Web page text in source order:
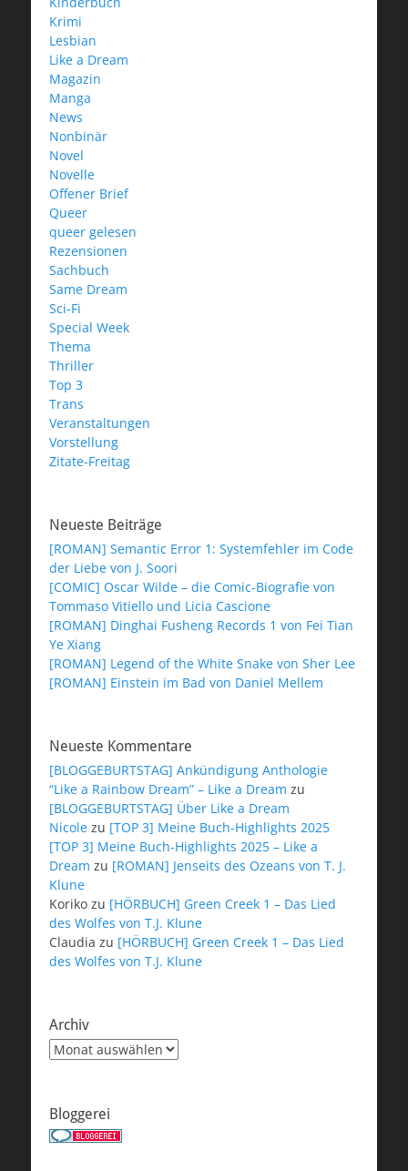
Krimi
Lesbian
Like a Dream
Magazin
Manga
News
Nonbinär
Novel
Novelle
Offener Brief
Queer
queer gelesen
Rezensionen
Sachbuch
Same Dream
Sci-Fi
Special Week
Thema
Thriller
Top 3
Trans
Veranstaltungen
Vorstellung
Zitate-Freitag
Neueste Beiträge
[ROMAN] Semantic Error 1: Systemfehler im Code
der Liebe von J. Soori
[COMIC] Oscar Wilde – die Comic-Biografie von
Tommaso Vitiello und Licia Cascione
[ROMAN] Dinghai Fusheng Records 1 von Fei Tian
Ye Xiang
[ROMAN] Legend of the White Snake von Sher Lee
[ROMAN] Einstein im Bad von Daniel Mellem
Neueste Kommentare
[BLOGGEBURTSTAG] Ankündigung Anthologie
“Like a Rainbow Dream” – Like a Dream zu
[BLOGGEBURTSTAG] Über Like a Dream
Nicole zu [TOP 3] Meine Buch-Highlights 2025
[TOP 3] Meine Buch-Highlights 2025 – Like a
Dream zu [ROMAN] Jenseits des Ozeans von T. J.
Klune
Koriko zu [HÖRBUCH] Green Creek 1 – Das Lied
des Wolfes von T.J. Klune
Claudia zu [HÖRBUCH] Green Creek 1 – Das Lied
des Wolfes von T.J. Klune
Archiv
Archiv
Bloggerei